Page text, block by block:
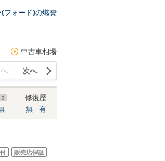
フォード)の燃費
中古車相場
次へ
修復歴
無
有
販売店保証